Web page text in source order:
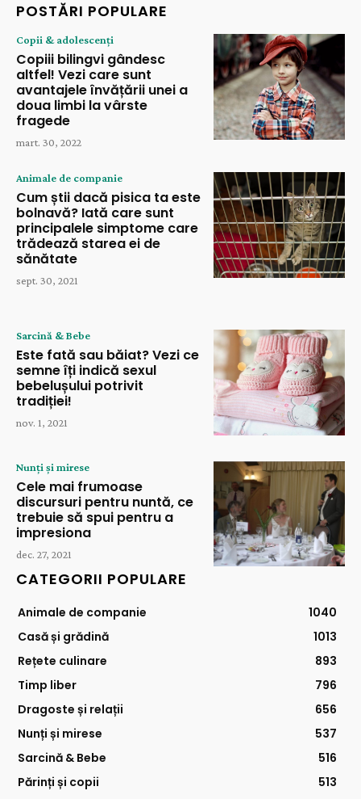
POSTĂRI POPULARE
Copii & adolescenți
Copiii bilingvi gândesc
altfel! Vezi care sunt
avantajele învățării unei a
doua limbi la vârste
fragede
mart. 30, 2022
Animale de companie
Cum știi dacă pisica ta este
bolnavă? Iată care sunt
principalele simptome care
trădează starea ei de
sănătate
sept. 30, 2021
Sarcină & Bebe
Este fată sau băiat? Vezi ce
semne îți indică sexul
bebelușului potrivit
tradiției!
nov. 1, 2021
Nunți și mirese
Cele mai frumoase
discursuri pentru nuntă, ce
trebuie să spui pentru a
impresiona
dec. 27, 2021
CATEGORII POPULARE
Animale de companie
1040
Casă și grădină
1013
Rețete culinare
893
Timp liber
796
Dragoste și relații
656
Nunți și mirese
537
Sarcină & Bebe
516
Părinți și copii
513